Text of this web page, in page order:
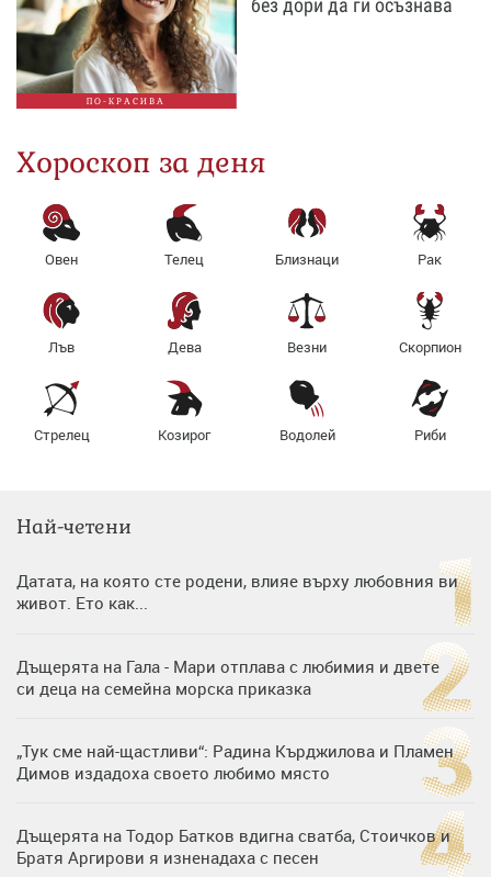
ПО-КРАСИВА
Хороскоп за деня
Овен Телец Близнаци Рак
Лъв Дева Везни Скорпион
Стрелец Козирог Водолей Риби
Най-четени
Датата, на която сте родени, влияе върху любовния ви
живот. Ето как...
Дъщерята на Гала - Мари отплава с любимия и двете
си деца на семейна морска приказка
„Тук сме най-щастливи“: Радина Кърджилова и Пламен
Димов издадоха своето любимо място
Дъщерята на Тодор Батков вдигна сватба, Стоичков и
Братя Аргирови я изненадаха с песен